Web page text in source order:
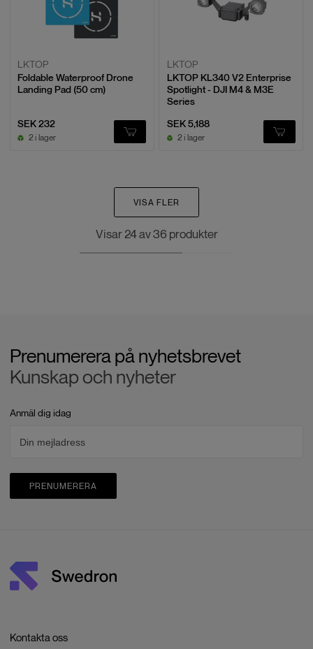
LKTOP
Foldable Waterproof Drone
Landing Pad (50 cm)
SEK 232
2 i lager
LKTOP
LKTOP KL340 V2 Enterprise
Spotlight - DJI M4 & M3E
Series
SEK 5,188
2 i lager
VISA FLER
Visar24av36 produkter
Prenumerera på nyhetsbrevet
Kunskap och nyheter
Anmäl dig idag
PRENUMERERA
Kontakta oss